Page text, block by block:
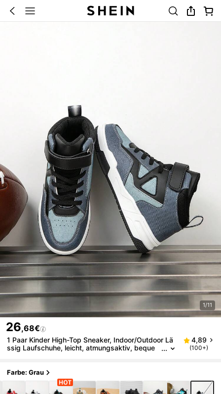
1/11
26,68€
1 Paar Kinder High-Top Sneaker, Indoor/Outdoor Lä
ssig Laufschuhe, leicht, atmungsaktiv, beque
4,89
(100+)
Farbe: Grau